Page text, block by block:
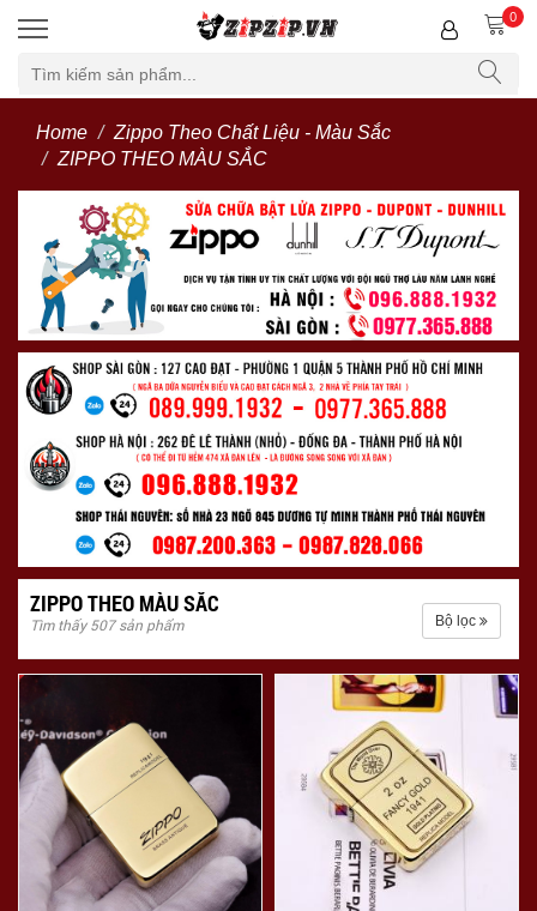
0
Home
Zippo Theo Chất Liệu - Màu Sắc
ZIPPO THEO MÀU SẮC
ZIPPO THEO MÀU SẮC
Tìm thấy 507 sản phẩm Bộ lọc